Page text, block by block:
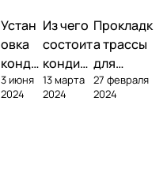
Устан
овка
конди
ционе
ра
3 июня
2024
Из чего
состоит
кондиц
ионер?
13 марта
2024
Прокладк
а трассы
для
кондицио
нера
27 февраля
2024